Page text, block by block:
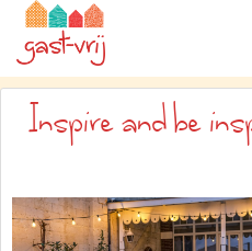
Inspire and be